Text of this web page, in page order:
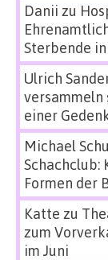
Danii zu
Sterbende
Ulrich
versammeln
einer
Michael
Schachclub:
Formen der
Katte zu
zum
im Juni